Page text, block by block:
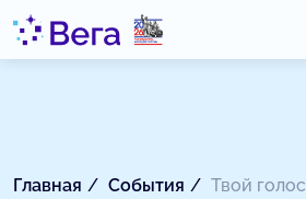
Главная События Твой голос